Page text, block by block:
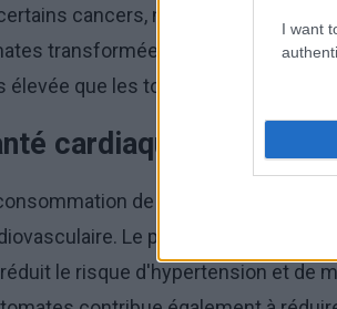
I want
cancers, notamment le
transformées, telles que les
élevée que les tomates crues.
cardiaque et
de tomates a des
Le potassium présent
le risque d'hypertension et de